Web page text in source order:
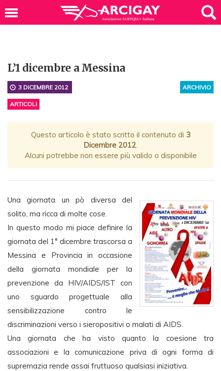
L’1 dicembre a Messina
ARCHIVIO
3 DICEMBRE 2012
ARTICOLI
Questo articolo è stato scritto il contenuto di 3
Dicembre 2012.
Alcuni potrebbe non essere più valido o disponibile
Una giornata un pò diversa del
solito, ma ricca di molte cose.
In questo modo mi piace definire la
giornata del 1° dicembre trascorsa a
Messina e Provincia in occasione
della giornata mondiale per la
prevenzione da HIV/AIDS/IST con
uno sguardo progettuale alla
sensibilizzazione contro le
discriminazioni verso i sieropositivi o malati di AIDS.
Una giornata che ha visto quanto la coesione tra
associazioni e la comunicazione priva di ogni forma di
supremazia rende assai fruttuoso qualsiasi iniziativa.